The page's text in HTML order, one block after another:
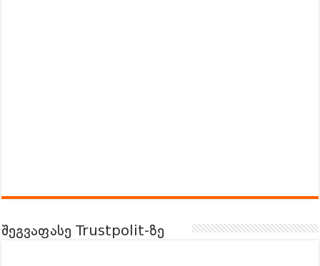
შეგვაფასე Trustpolit-ზე